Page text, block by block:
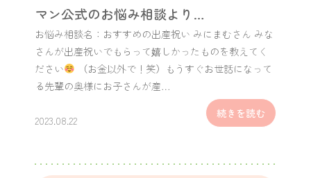
マン公式のお悩み相談より…
お悩み相談名：おすすめの出産祝い みにまむさん みな
さんが出産祝いでもらって嬉しかったものを教えてく
ださい
（お金以外で！笑）もうすぐお世話になって
る先輩の奥様にお子さんが産…
2023.08.22
続きを読む